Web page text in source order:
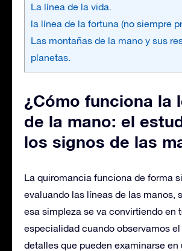
La línea de la vida.
la línea de la fortuna (no siempre
Las montañas de la mano y sus
planetas.
¿Cómo funciona la
de la mano: el
los signos de las
La quiromancia funciona de forma
evaluando las líneas de las manos,
esa simpleza se va convirtiendo en
especialidad cuando observamos
detalles que pueden examinarse en